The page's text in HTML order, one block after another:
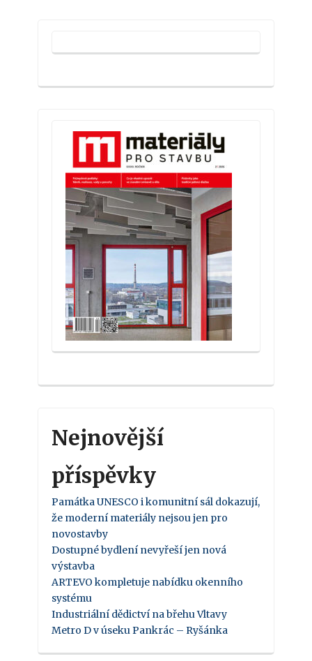
Nejnovější
příspěvky
Památka UNESCO i komunitní sál dokazují,
že moderní materiály nejsou jen pro
novostavby
Dostupné bydlení nevyřeší jen nová
výstavba
ARTEVO kompletuje nabídku okenního
systému
Industriální dědictví na břehu Vltavy
Metro D v úseku Pankrác – Ryšánka